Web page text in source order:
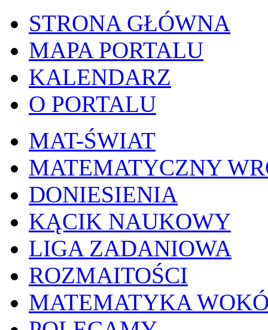
STRONA GŁÓWNA
MAPA PORTALU
KALENDARZ
O PORTALU
MAT-ŚWIAT
MATEMATYCZNY
DONIESIENIA
KĄCIK NAUKOWY
LIGA ZADANIOWA
ROZMAITOŚCI
MATEMATYKA